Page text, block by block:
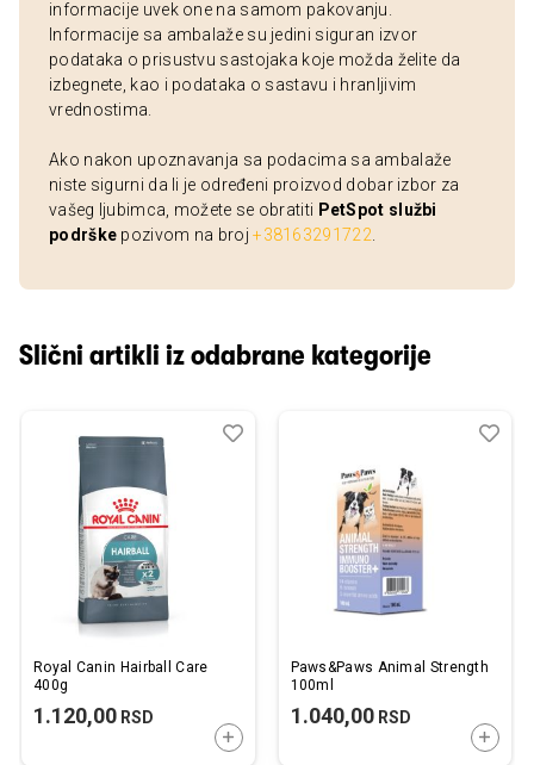
informacije uvek one na samom pakovanju.
Informacije sa ambalaže su jedini siguran izvor
podataka o prisustvu sastojaka koje možda želite da
izbegnete, kao i podataka o sastavu i hranljivim
vrednostima.
Ako nakon upoznavanja sa podacima sa ambalaže
niste sigurni da li je određeni proizvod dobar izbor za
vašeg ljubimca, možete se obratiti PetSpot službi
podrške pozivom na broj+38163291722
Slični artikli iz odabrane kategorije
Royal Canin Hairball Care
400g
1.120,00 RSD
DODAJTE U KORPU
Dodaj
Uporedi
Paws&Paws Animal Strength
100ml
1.040,00RSD